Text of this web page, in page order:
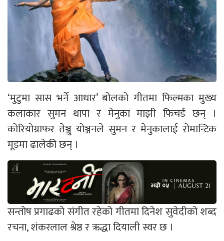
‘मुटुमा सास भर्ने आधार’ बोलको गीतमा फिल्मका मुख्य
कलाकार सुमन थापा र मेनुका माझी फिचर्ड छन् ।
कोरियोग्राफर तेञ्जु योञ्जनले सुमन र मेनुकालाई रोमान्टिक
मूडमा ढालेकी छन् ।
सन्तोष प्रगाढको संगीत रहेको गीतमा दिनेश सुवेदीको शब्द
रचना, शंकरलाल श्रेष्ठ र ऋद्धा दियाली स्वर छ ।